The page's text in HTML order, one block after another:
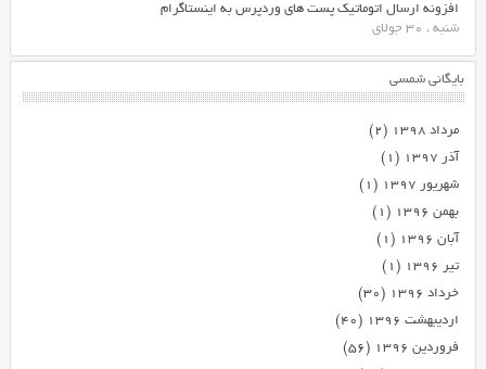
افزونه ارسال اتوماتیک پست های وردپرس به اینستاگرام
شنبه ، 30 جولای
بایگانی شمسی
مرداد ۱۳۹۸
(۲)
آذر ۱۳۹۷
(۱)
شهریور ۱۳۹۷
(۱)
بهمن ۱۳۹۶
(۱)
آبان ۱۳۹۶
(۱)
تیر ۱۳۹۶
(۱)
خرداد ۱۳۹۶
(۳۰)
اردیبهشت ۱۳۹۶
(۴۰)
فروردین ۱۳۹۶
(۵۶)